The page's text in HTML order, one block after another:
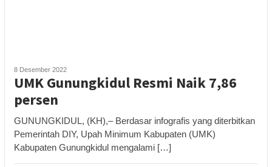
8 Desember 2022
UMK Gunungkidul Resmi Naik 7,86
persen
GUNUNGKIDUL, (KH),– Berdasar infografis yang diterbitkan
Pemerintah DIY, Upah Minimum Kabupaten (UMK)
Kabupaten Gunungkidul mengalami […]